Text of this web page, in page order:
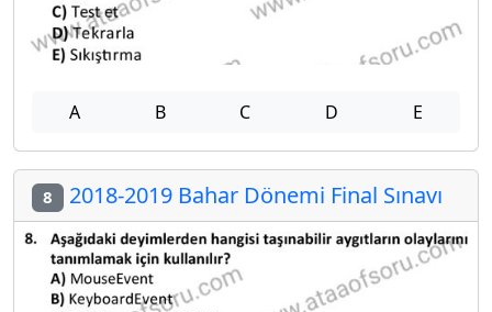
A B C D E
8 2018-2019 Bahar Dönemi Final Sınavı